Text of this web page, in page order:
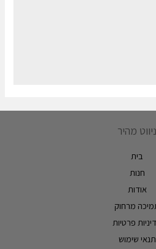
ניווט מהיר
בית
חנות
אודות
מרחוק
פרטיות
תנאי שימוש